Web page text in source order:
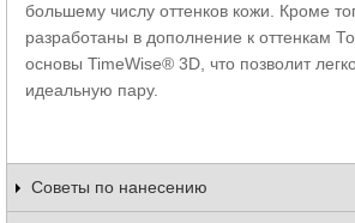
большему числу оттенков кожи. Кроме
разработаны в дополнение к оттенкам
основы TimeWise® 3D, что позволит
идеальную пару.
Советы по нанесению